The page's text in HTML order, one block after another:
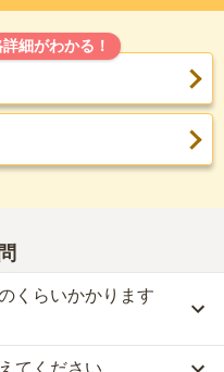
細がわかる！
くらいかかります